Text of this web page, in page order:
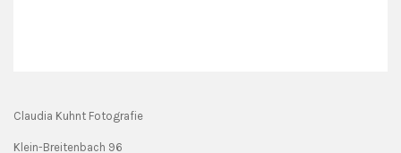
Claudia Kuhnt Fotografie
Klein-Breitenbach 96